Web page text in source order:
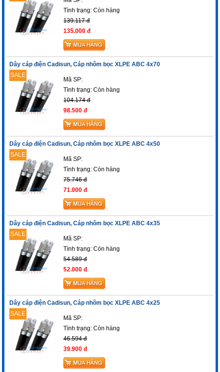
Tình trạng:Còn hàng
139.117 đ
135.000 đ
Dây cáp điện Cadisun, Cáp nhôm bọc XLPE ABC 4x70
SALE
Mã SP:
Tình trạng:Còn hàng
104.174 đ
98.500 đ
Dây cáp điện Cadisun, Cáp nhôm bọc XLPE ABC 4x50
SALE
Mã SP:
Tình trạng:Còn hàng
75.746 đ
71.000 đ
Dây cáp điện Cadisun, Cáp nhôm bọc XLPE ABC 4x35
SALE
Mã SP:
Tình trạng:Còn hàng
54.589 đ
52.000 đ
Dây cáp điện Cadisun, Cáp nhôm bọc XLPE ABC 4x25
SALE
Mã SP:
Tình trạng:Còn hàng
46.594 đ
39.900 đ